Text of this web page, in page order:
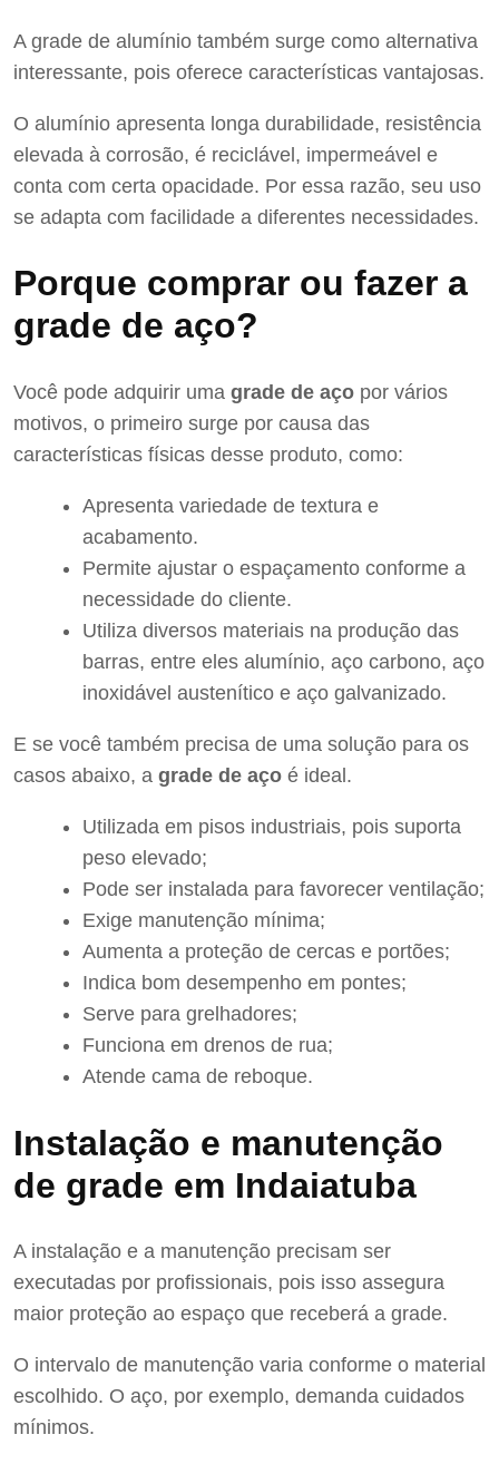
A grade de alumínio também surge como alternativa
interessante, pois oferece características vantajosas.
O alumínio apresenta longa durabilidade, resistência
elevada à corrosão, é reciclável, impermeável e
conta com certa opacidade. Por essa razão, seu uso
se adapta com facilidade a diferentes necessidades.
Porque comprar ou fazer a
grade de aço?
Você pode adquirir uma grade de aço por vários
motivos, o primeiro surge por causa das
características físicas desse produto, como:
Apresenta variedade de textura e
acabamento.
Permite ajustar o espaçamento conforme a
necessidade do cliente.
Utiliza diversos materiais na produção das
barras, entre eles alumínio, aço carbono, aço
inoxidável austenítico e aço galvanizado.
E se você também precisa de uma solução para os
casos abaixo, a grade de aço é ideal.
Utilizada em pisos industriais, pois suporta
peso elevado;
Pode ser instalada para favorecer ventilação;
Exige manutenção mínima;
Aumenta a proteção de cercas e portões;
Indica bom desempenho em pontes;
Serve para grelhadores;
Funciona em drenos de rua;
Atende cama de reboque.
Instalação e manutenção
de grade em Indaiatuba
A instalação e a manutenção precisam ser
executadas por profissionais, pois isso assegura
maior proteção ao espaço que receberá a grade.
O intervalo de manutenção varia conforme o material
escolhido. O aço, por exemplo, demanda cuidados
mínimos.